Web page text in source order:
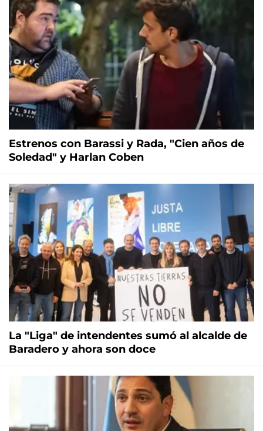
Estrenos con Barassi y Rada, "Cien años de
Soledad" y Harlan Coben
La "Liga" de intendentes sumó al alcalde de
Baradero y ahora son doce